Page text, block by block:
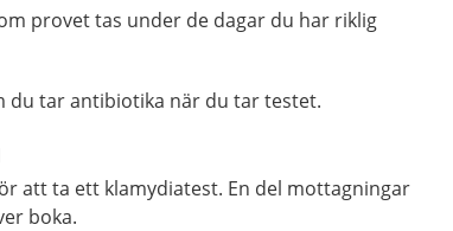
provet tas under de dagar du har riklig
du tar antibiotika när du tar testet.
att ta ett klamydiatest. En del mottagningar
boka.